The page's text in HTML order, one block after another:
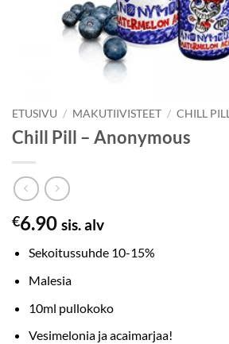
ETUSIVU / MAKUTIIVISTEET / CHILL PILL
Chill Pill – Anonymous
€6.90 sis. alv
Sekoitussuhde 10-15%
Malesia
10ml pullokoko
Vesimelonia ja acaimarjaa!